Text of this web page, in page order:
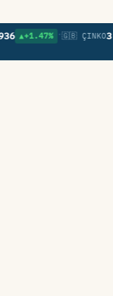
•🇬🇧 ÇINKO3.694